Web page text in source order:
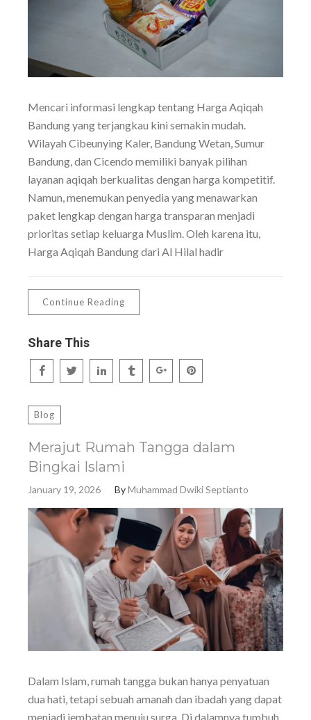
Mencari informasi lengkap tentang Harga Aqiqah
Bandung yang terjangkau kini semakin mudah.
Wilayah Cibeunying Kaler, Bandung Wetan, Sumur
Bandung, dan Cicendo memiliki banyak pilihan
layanan aqiqah berkualitas dengan harga kompetitif.
Namun, menemukan penyedia yang menawarkan
paket lengkap dengan harga transparan menjadi
prioritas setiap keluarga Muslim. Oleh karena itu,
Harga Aqiqah Bandung dari Al Hilal hadir
Continue Reading
Share This
Blog
Merajut Rumah Tangga dalam
Bingkai Islami
January 19, 2026 ByMuhammad Dwiki Septianto
Dalam Islam, rumah tangga bukan hanya penyatuan
dua hati, tetapi sebuah amanah dan ibadah yang dapat
menjadi jembatan menuju surga. Di dalamnya tumbuh